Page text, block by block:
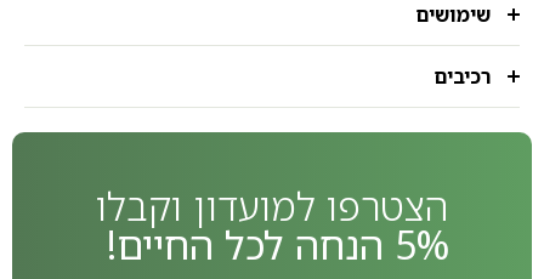
שימושים
רכיבים
הצטרפו למועדון וקבלו
5% הנחה לכל החיים!